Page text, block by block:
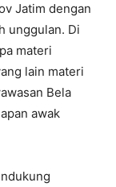
Jatim dengan
unggulan. Di
materi
lain materi
Bela
awak